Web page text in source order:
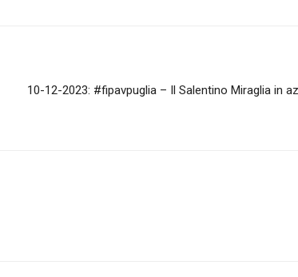
10-12-2023: #fipavpuglia – Il Salentino Miraglia in